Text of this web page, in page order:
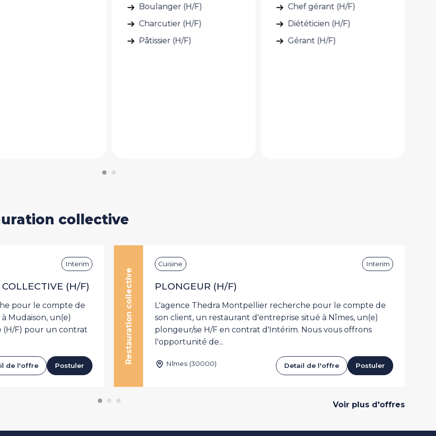
Chef gérant (H/F)
Diététicien (H/F)
Gérant (H/F)
Chef gérant (H/F)
Commis de cuisine (H/F)
Cuisinier (H/F)
collective
Interim
(H/F)
pour le compte de
Mudaison, un(e)
(H/F) pour un contrat
de l'offre Postuler
Restauration collective
Cuisine Interim
PLONGEUR (H/F)
L'agence Thedra Montpellier recherche pour le compte de
son client, un restaurant d'entreprise situé à Nîmes, un(e)
plongeur/se H/F en contrat d'Intérim. Nous vous offrons
l'opportunité de...
Nîmes (30000) Detail de l'offre Postuler
Voir plus d'offres